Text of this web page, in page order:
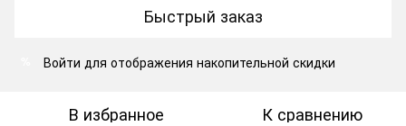
Быстрый заказ
Войти для отображения накопительной скидки
В избранное К сравнению